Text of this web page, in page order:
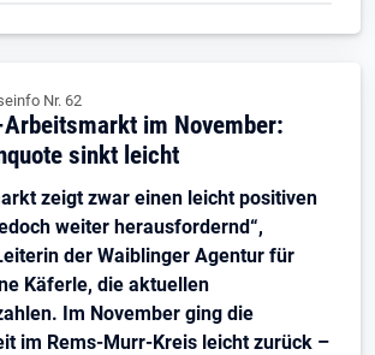
Nr. 62
im November:
sinkt leicht
zeigt zwar einen leicht positiven
weiter herausfordernd“,
der Waiblinger Agentur für
Käferle, die aktuellen
Im November ging die
im Rems-Murr-Kreis leicht zurück –